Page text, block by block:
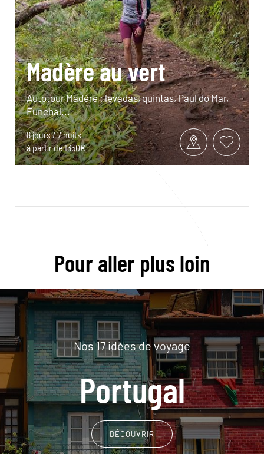
Madère au vert
Autotour Madère : levadas, quintas, Paul do Mar,
Funchal...
8 jours / 7 nuits
à partir de 1350€
Pour aller plus loin
Nos 17 idées de voyage
Portugal
DÉCOUVRIR